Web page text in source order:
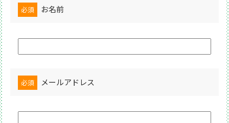
必須 お名前
必須 メールアドレス